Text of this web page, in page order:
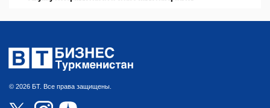
© 2026 БТ. Все права защищены.